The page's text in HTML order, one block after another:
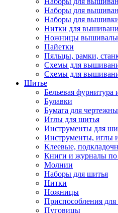
Наборы для
Наборы для
Нитки для
Ножницы
Пайетки
Пяльцы, рамки,
Схемы для
Схемы для
Шитье
Бельевая фурнитура
Булавки
Бумага для
Иглы для шитья
Инструменты для
Инструменты, иглы
Клеевые,
Книги и журналы
Молнии
Наборы для шитья
Нитки
Ножницы
Приспособления
Пуговицы